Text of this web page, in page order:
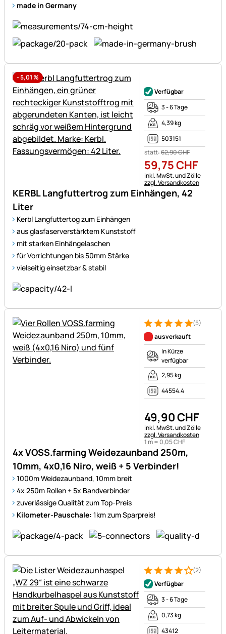
made in Germany
-5,01%
KERBL Langfuttertrog zum Einhängen, 42
Liter
Kerbl Langfuttertog zum Einhängen
aus glasfaserverstärktem Kunststoff
mit starken Einhängelaschen
für Vorrichtungen bis 50mm Stärke
vielseitig einsetzbar & stabil
Verfügbar
3 - 6 Tage
4,39 kg
503151
statt:62,90CHF
59,75CHF
Steuerhinweis:
inkl. MwSt. und Zölle
zzgl. Versandkosten
4x VOSS.farming Weidezaunband 250m,
10mm, 4x0,16 Niro, weiß + 5 Verbinder!
1000m Weidezaunband, 10mm breit
4x 250m Rollen + 5x Bandverbinder
zuverlässige Qualität zum Top-Preis
Kilometer-Pauschale: 1km zum Sparpreis!
Bewertung: 5 von 5 (5
5 Bewertungen
(5)
ausverkauft
In Kürze
verfügbar
2,95 kg
44554.4
49,90CHF
Steuerhinweis:
inkl. MwSt. und Zölle
zzgl. Versandkosten
1 m = 0,05CHF
Bewertung: 4 von 5 (2
2 Bewertungen
(2)
Verfügbar
3 - 6 Tage
0,73 kg
43412